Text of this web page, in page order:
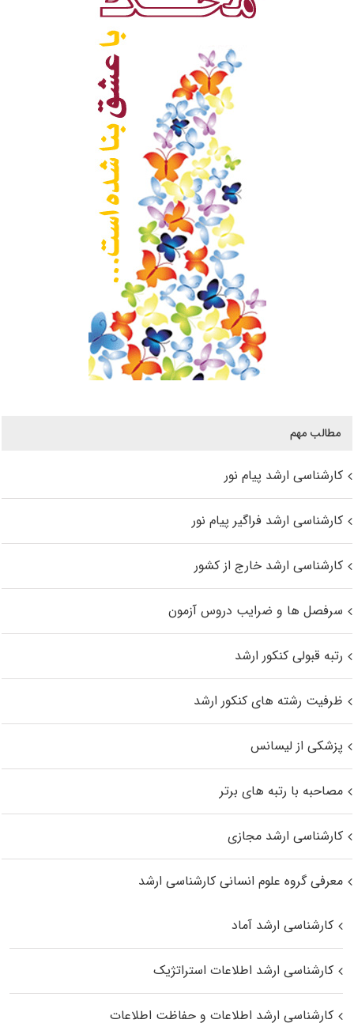
مطالب مهم
کارشناسی ارشد پیام نور
کارشناسی ارشد فراگیر پیام نور
کارشناسی ارشد خارج از کشور
سرفصل ها و ضرایب دروس آزمون
رتبه قبولی کنکور ارشد
ظرفیت رشته های کنکور ارشد
پزشکی از لیسانس
مصاحبه با رتبه های برتر
کارشناسی ارشد مجازی
معرفی گروه علوم انسانی کارشناسی ارشد
کارشناسی ارشد آماد
کارشناسی ارشد اطلاعات استراتژیک
کارشناسی ارشد اطلاعات و حفاظت اطلاعات